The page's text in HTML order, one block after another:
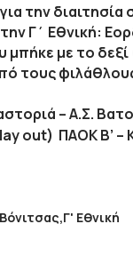
την
Γ΄ Εθνική:
μπήκε με το
τους
– Α.Σ.
out) ΠΑΟΚ Β’ –
Γ' Εθνική